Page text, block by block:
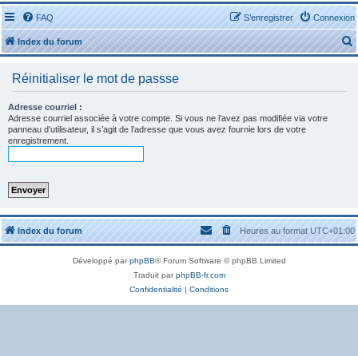
FAQ Connexion
S’enregistrer
Index du forum
e
r
Réinitialiser le mot de passse
Adresse courriel :
Adresse courriel associée à votre compte. Si vous ne l’avez pas modifiée via votre
panneau d’utilisateur, il s’agit de l’adresse que vous avez fournie lors de votre
enregistrement.
Index du forum Heures au formatUTC+01:00
Développé parphpBB® Forum Software © phpBB Limited
Traduit parphpBB-fr.com
Confidentialité | Conditions